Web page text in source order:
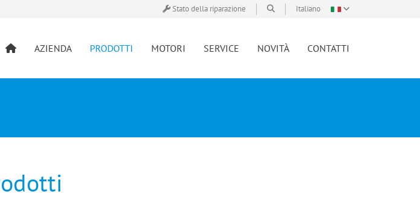
Stato della riparazione Italiano
AZIENDA PRODOTTI MOTORI SERVICE NOVITÀ CONTATTI